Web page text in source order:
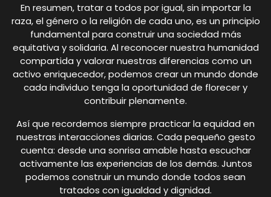
En resumen, tratar a todos por igual, sin importar la
raza, el género o la religión de cada uno, es un principio
fundamental para construir una sociedad más
equitativa y solidaria. Al reconocer nuestra humanidad
compartida y valorar nuestras diferencias como un
activo enriquecedor, podemos crear un mundo donde
cada individuo tenga la oportunidad de florecer y
contribuir plenamente.
Así que recordemos siempre practicar la equidad en
nuestras interacciones diarias. Cada pequeño gesto
cuenta: desde una sonrisa amable hasta escuchar
activamente las experiencias de los demás. Juntos
podemos construir un mundo donde todos sean
tratados con igualdad y dignidad.